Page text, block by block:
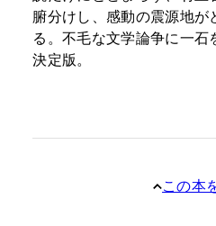
腑分けし、感動の震源地が
る。不毛な文学論争に一
決定版。
この本